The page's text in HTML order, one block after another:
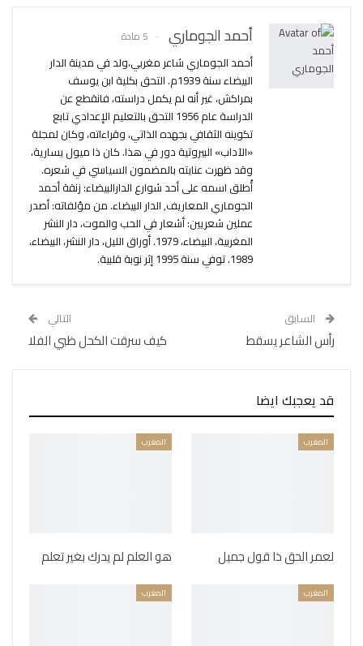
أحمد الجوماري 5 مادة
أحمد الجوماري شاعر مغربي،ولد في مدينة الدار
البيضاء سنة 1939م. التحق بكلية ابن يوسف
بمراكش، غير أنه لم يكمل دراسته، فانقطع عن
الدراسة عام 1956 التحق بالتعليم الإعدادي تابع
تكوينه الثقافي بجهده الذاتي، وقراءاته، وكان لمجلة
«الآداب» البيروتية دور في هذا. كان ذا ميول يسارية،
وقد ظهرت عنايته بالمضمون السياسي في شعره.
أُطلق اسمه على أحد شوارع الدارالبيضاء: زنقة أحمد
الجوماري المعاريف, الدار البيضاء. من مؤلفاته: أصدر
عملين شعريين: أشعار في الحب والموت، دار النشر
المغربية، البيضاء، 1979. أوراق الليل، دار النشر، البيضاء،
1989. توفي سنة 1995 إثر نوبة قلبية.
السابق
رأس الشاعر يسقط
التالي
كيف سرقت الكحل ظبي الفلا
قد يعجبك ايضا
المغرب
لعمر الحق ذا قول جميل
المغرب
هو العلم لم يدرك بغير تعلم
المغرب المغرب